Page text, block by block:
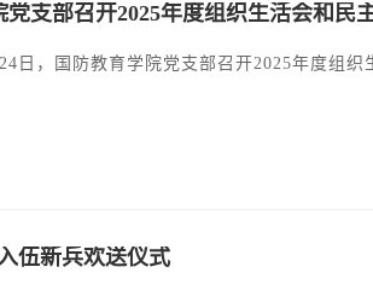
支部召开2025年度组织生活会和民
日，国防教育学院党支部召开2025年度组
伍新兵欢送仪式